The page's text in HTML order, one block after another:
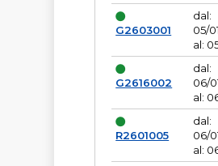
G2603001
dal:
05/
al:
G2616002
dal:
06/
al:
R2601005
dal:
06/
al: